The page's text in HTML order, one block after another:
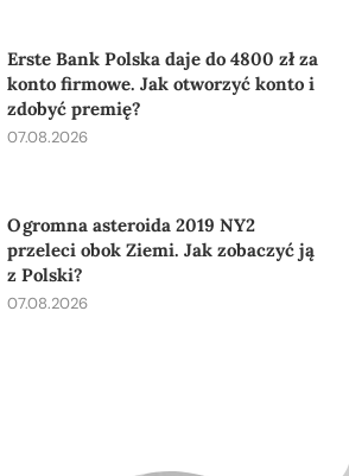
Erste Bank Polska daje do 4800 zł za
konto firmowe. Jak otworzyć konto i
zdobyć premię?
07.08.2026
Ogromna asteroida 2019 NY2
przeleci obok Ziemi. Jak zobaczyć ją
z Polski?
07.08.2026